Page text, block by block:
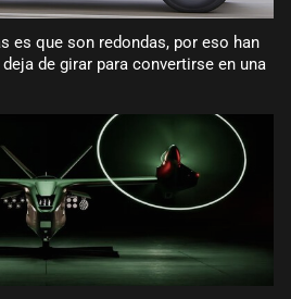
es que son redondas, por eso han
de girar para convertirse en una